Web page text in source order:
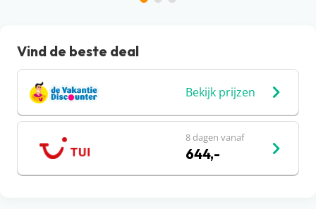
Vind de beste deal
Bekijk prijzen
8 dagen vanaf
644,-